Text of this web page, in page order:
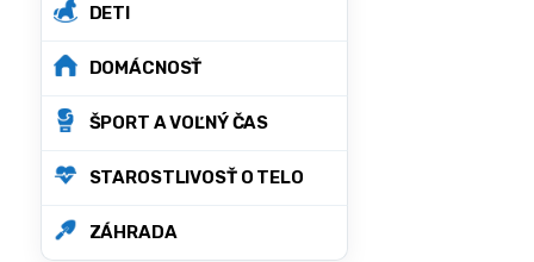
DETI
DOMÁCNOSŤ
ŠPORT A VOĽNÝ ČAS
STAROSTLIVOSŤ O TELO
ZÁHRADA